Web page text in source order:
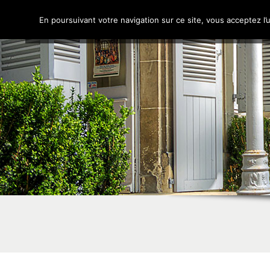
Site officiel de la ville Mairie Cadre de vie
En poursuivant votre navigation sur ce site, vous acceptez